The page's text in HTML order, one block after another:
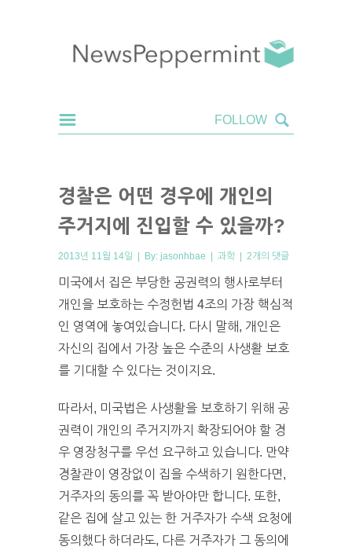
경찰은 어떤 경우에 개인의
주거지에 진입할 수 있을까?
2013년 11월 14일 | By: jasonhbae | 과학 | 2개의 댓글
미국에서 집은 부당한 공권력의 행사로부터
개인을 보호하는 수정헌법 4조의 가장 핵심적
인 영역에 놓여있습니다. 다시 말해, 개인은
자신의 집에서 가장 높은 수준의 사생활 보호
를 기대할 수 있다는 것이지요.
따라서, 미국법은 사생활을 보호하기 위해 공
권력이 개인의 주거지까지 확장되어야 할 경
우 영장청구를 우선 요구하고 있습니다. 만약
경찰관이 영장없이 집을 수색하기 원한다면,
거주자의 동의를 꼭 받아야만 합니다. 또한,
같은 집에 살고 있는 한 거주자가 수색 요청에
동의했다 하더라도, 다른 거주자가 그 동의에